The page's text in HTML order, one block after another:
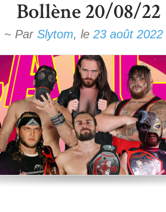
~ Par Slytom, le 23 août 2022